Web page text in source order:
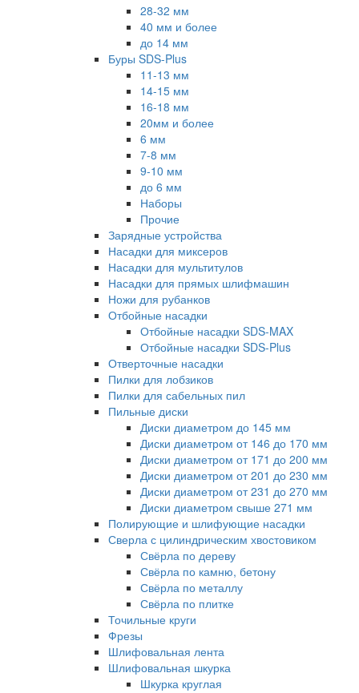
28-32 мм
40 мм и более
до 14 мм
Буры SDS-Plus
11-13 мм
14-15 мм
16-18 мм
20мм и более
6 мм
7-8 мм
9-10 мм
до 6 мм
Наборы
Прочие
Зарядные устройства
Насадки для миксеров
Насадки для мультитулов
Насадки для прямых шлифмашин
Ножи для рубанков
Отбойные насадки
Отбойные насадки SDS-MAX
Отбойные насадки SDS-Plus
Отверточные насадки
Пилки для лобзиков
Пилки для сабельных пил
Пильные диски
Диски диаметром до 145 мм
Диски диаметром от 146 до 170 мм
Диски диаметром от 171 до 200 мм
Диски диаметром от 201 до 230 мм
Диски диаметром от 231 до 270 мм
Диски диаметром свыше 271 мм
Полирующие и шлифующие насадки
Сверла с цилиндрическим хвостовиком
Свёрла по дереву
Свёрла по камню, бетону
Свёрла по металлу
Свёрла по плитке
Точильные круги
Фрезы
Шлифовальная лента
Шлифовальная шкурка
Шкурка круглая